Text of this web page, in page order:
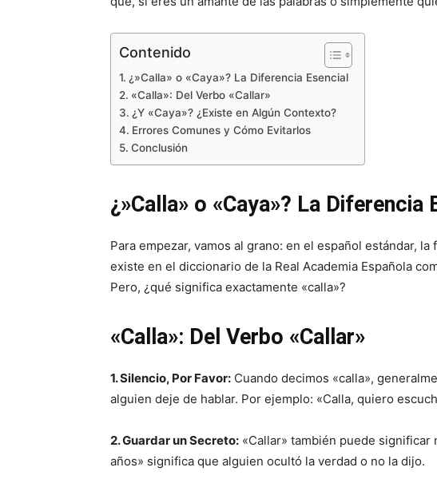
Contenido
¿»Calla» o «Caya»? La Diferencia Esencial
«Calla»: Del Verbo «Callar»
¿Y «Caya»? ¿Existe en Algún Contexto?
Errores Comunes y Cómo Evitarlos
Conclusión
¿»Calla» o «Caya»? La Diferencia
Para empezar, vamos al grano: en el español estándar, la
existe en el diccionario de la Real Academia Española
Pero, ¿qué significa exactamente «calla»?
«Calla»: Del Verbo «Callar»
1. Silencio, Por Favor: Cuando decimos «calla»,
alguien deje de hablar. Por ejemplo: «Calla, quiero
2. Guardar un Secreto: «Callar» también puede significar
años» significa que alguien ocultó la verdad o no la dijo.